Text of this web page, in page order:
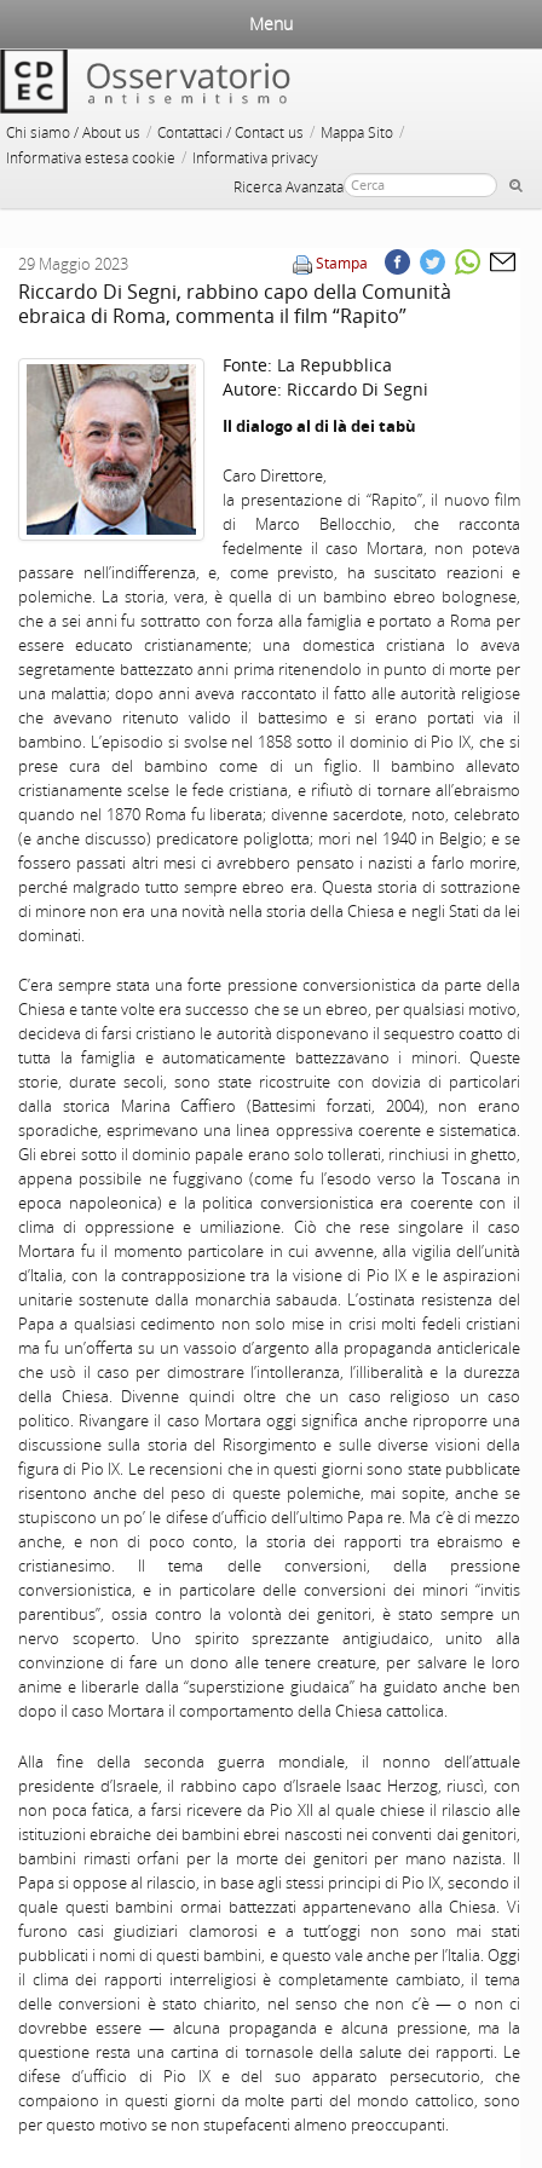
Chi siamo / About us / Contattaci / Contact us / Mappa Sito /
Informativa estesa cookie / Informativa privacy
Ricerca Avanzata
Menu
Stampa
29 Maggio 2023
Riccardo Di Segni, rabbino capo della Comunità
ebraica di Roma, commenta il film “Rapito”
Fonte: La Repubblica
Autore: Riccardo Di Segni
Il dialogo al di là dei tabù
Caro Direttore,
la presentazione di “Rapito”, il nuovo film
di Marco Bellocchio, che racconta
fedelmente il caso Mortara, non poteva
passare nell’indifferenza, e, come previsto, ha suscitato reazioni e
polemiche. La storia, vera, è quella di un bambino ebreo bolognese,
che a sei anni fu sottratto con forza alla famiglia e portato a Roma per
essere educato cristianamente; una domestica cristiana lo aveva
segretamente battezzato anni prima ritenendolo in punto di morte per
una malattia; dopo anni aveva raccontato il fatto alle autorità religiose
che avevano ritenuto valido il battesimo e si erano portati via il
bambino. L’episodio si svolse nel 1858 sotto il dominio di Pio IX, che si
prese cura del bambino come di un figlio. Il bambino allevato
cristianamente scelse le fede cristiana, e rifiutò di tornare all’ebraismo
quando nel 1870 Roma fu liberata; divenne sacerdote, noto, celebrato
(e anche discusso) predicatore poliglotta; mori nel 1940 in Belgio; e se
fossero passati altri mesi ci avrebbero pensato i nazisti a farlo morire,
perché malgrado tutto sempre ebreo era. Questa storia di sottrazione
di minore non era una novità nella storia della Chiesa e negli Stati da lei
dominati.
C’era sempre stata una forte pressione conversionistica da parte della
Chiesa e tante volte era successo che se un ebreo, per qualsiasi motivo,
decideva di farsi cristiano le autorità disponevano il sequestro coatto di
tutta la famiglia e automaticamente battezzavano i minori. Queste
storie, durate secoli, sono state ricostruite con dovizia di particolari
dalla storica Marina Caffiero (Battesimi forzati, 2004), non erano
sporadiche, esprimevano una linea oppressiva coerente e sistematica.
Gli ebrei sotto il dominio papale erano solo tollerati, rinchiusi in ghetto,
appena possibile ne fuggivano (come fu l’esodo verso la Toscana in
epoca napoleonica) e la politica conversionistica era coerente con il
clima di oppressione e umiliazione. Ciò che rese singolare il caso
Mortara fu il momento particolare in cui avvenne, alla vigilia dell’unità
d’Italia, con la contrapposizione tra la visione di Pio IX e le aspirazioni
unitarie sostenute dalla monarchia sabauda. L’ostinata resistenza del
Papa a qualsiasi cedimento non solo mise in crisi molti fedeli cristiani
ma fu un’offerta su un vassoio d’argento alla propaganda anticlericale
che usò il caso per dimostrare l’intolleranza, l’illiberalità e la durezza
della Chiesa. Divenne quindi oltre che un caso religioso un caso
politico. Rivangare il caso Mortara oggi significa anche riproporre una
discussione sulla storia del Risorgimento e sulle diverse visioni della
figura di Pio IX. Le recensioni che in questi giorni sono state pubblicate
risentono anche del peso di queste polemiche, mai sopite, anche se
stupiscono un po’ le difese d’ufficio dell’ultimo Papa re. Ma c’è di mezzo
anche, e non di poco conto, la storia dei rapporti tra ebraismo e
cristianesimo. Il tema delle conversioni, della pressione
conversionistica, e in particolare delle conversioni dei minori “invitis
parentibus”, ossia contro la volontà dei genitori, è stato sempre un
nervo scoperto. Uno spirito sprezzante antigiudaico, unito alla
convinzione di fare un dono alle tenere creature, per salvare le loro
anime e liberarle dalla “superstizione giudaica” ha guidato anche ben
dopo il caso Mortara il comportamento della Chiesa cattolica.
Alla fine della seconda guerra mondiale, il nonno dell’attuale
presidente d’Israele, il rabbino capo d’Israele Isaac Herzog, riuscì, con
non poca fatica, a farsi ricevere da Pio XII al quale chiese il rilascio alle
istituzioni ebraiche dei bambini ebrei nascosti nei conventi dai genitori,
bambini rimasti orfani per la morte dei genitori per mano nazista. Il
Papa si oppose al rilascio, in base agli stessi principi di Pio IX, secondo il
quale questi bambini ormai battezzati appartenevano alla Chiesa. Vi
furono casi giudiziari clamorosi e a tutt’oggi non sono mai stati
pubblicati i nomi di questi bambini, e questo vale anche per l’Italia. Oggi
il clima dei rapporti interreligiosi è completamente cambiato, il tema
delle conversioni è stato chiarito, nel senso che non c’è — o non ci
dovrebbe essere — alcuna propaganda e alcuna pressione, ma la
questione resta una cartina di tornasole della salute dei rapporti. Le
difese d’ufficio di Pio IX e del suo apparato persecutorio, che
compaiono in questi giorni da molte parti del mondo cattolico, sono
per questo motivo se non stupefacenti almeno preoccupanti.